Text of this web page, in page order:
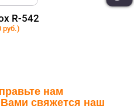
R-542
руб.)
нам
свяжется наш